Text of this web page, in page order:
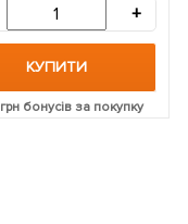
+
КУПИТИ
грн бонусів за покупку